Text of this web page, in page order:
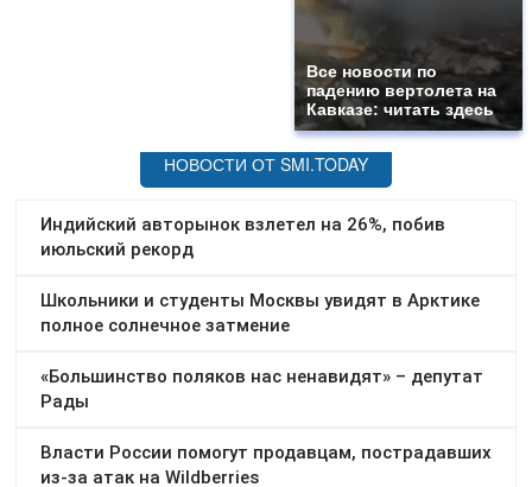
Все новости по
падению вертолета на
Кавказе: читать здесь